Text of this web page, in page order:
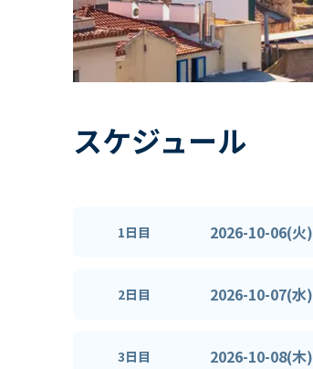
スケジュール
1日目 2026-10-06(火)
2日目 2026-10-07(水)
3日目 2026-10-08(木)